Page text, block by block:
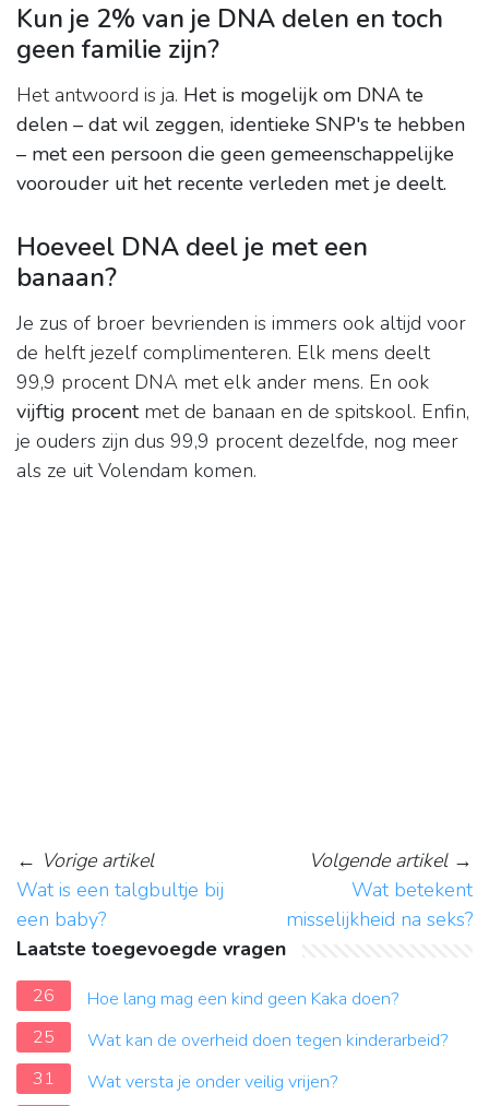
Kun je 2% van je DNA delen en toch
geen familie zijn?
Het antwoord is ja. Het is mogelijk om DNA te
delen – dat wil zeggen, identieke SNP's te hebben
– met een persoon die geen gemeenschappelijke
voorouder uit het recente verleden met je deelt.
Hoeveel DNA deel je met een
banaan?
Je zus of broer bevrienden is immers ook altijd voor
de helft jezelf complimenteren. Elk mens deelt
99,9 procent DNA met elk ander mens. En ook
vijftig procentmet de banaan en de spitskool. Enfin,
je ouders zijn dus 99,9 procent dezelfde, nog meer
als ze uit Volendam komen.
← Vorige artikel
Wat is een talgbultje bij
een baby?
Volgende artikel→
Wat betekent
misselijkheid na seks?
Laatste toegevoegde vragen
26
Hoe lang mag een kind geen Kaka doen?
25
Wat kan de overheid doen tegen kinderarbeid?
31
Wat versta je onder veilig vrijen?